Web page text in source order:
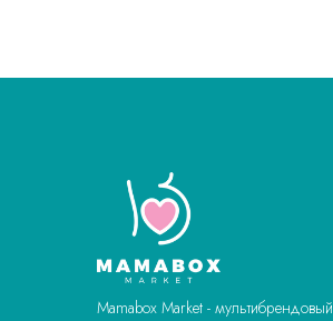
Mamabox Market - мультибрендовый